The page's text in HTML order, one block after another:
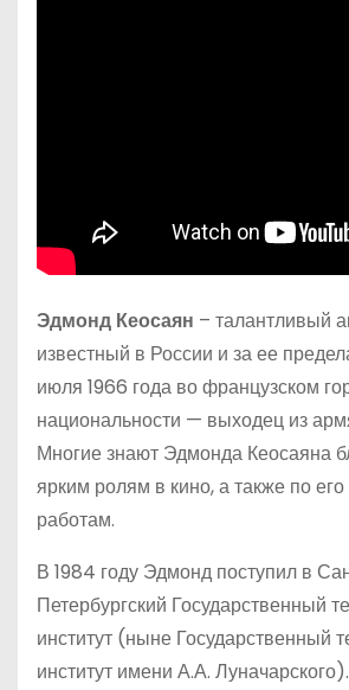
Эдмонд Кеосаян – талантливый
известный в России и за ее
июля 1966 года во французском
национальности — выходец из
Многие знают Эдмонда Кеосаяна
ярким ролям в кино, а также по
работам.
В 1984 году Эдмонд поступил в
Петербургский Государственный
институт (ныне Государственный
институт имени А.А.